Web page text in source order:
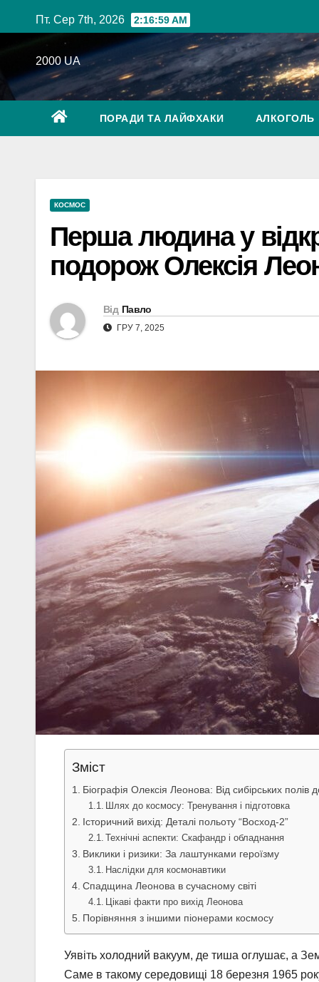
до
Пт. Сер 7th, 2026 2:17:01 AM
2000 UA
ПОРАДИ ТА ЛАЙФХАКИ АЛКОГОЛЬ
КОСМОС
Перша людина у
подорож Олексія
Від Павло
ГРУ 7, 2025
Зміст
Біографія Олексія Леонова: Від сибірських полів
Шлях до космосу: Тренування і підготовка
Історичний вихід: Деталі польоту “Восход-2”
Технічні аспекти: Скафандр і обладнання
Виклики і ризики: За лаштунками героїзму
Наслідки для космонавтики
Спадщина Леонова в сучасному світі
Цікаві факти про вихід Леонова
Порівняння з іншими піонерами космосу
Уявіть холодний вакуум, де тиша оглушає, а
Саме в такому середовищі 18 березня 1965